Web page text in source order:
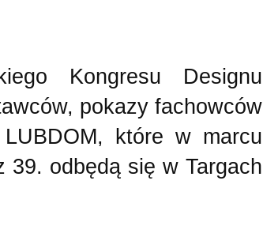
Kongresu Designu
pokazy fachowców
które w marcu
39. odbędą się w Targach